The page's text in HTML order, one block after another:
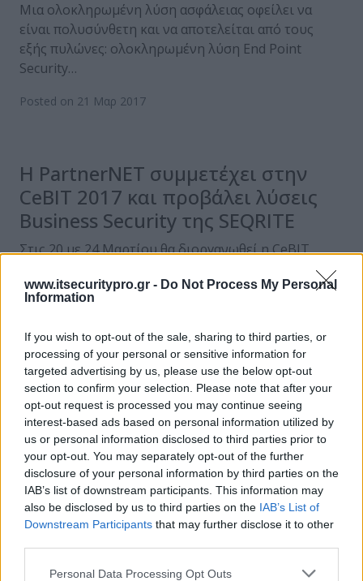
www.itsecuritypro.gr - Do Not Process My Personal
Information
If you wish to opt-out of the sale, sharing to third parties, or
processing of your personal or sensitive information for
targeted advertising by us, please use the below opt-out
section to confirm your selection. Please note that after your
opt-out request is processed you may continue seeing
interest-based ads based on personal information utilized by
us or personal information disclosed to third parties prior to
your opt-out. You may separately opt-out of the further
disclosure of your personal information by third parties on the
IAB’s list of downstream participants. This information may
also be disclosed by us to third parties on the IAB’s List of
Downstream Participants that may further disclose it to other
Personal Data Processing Opt Outs
Μια ολοκληρωμένη λύση ασφάλειας οφείλει να
είναι πολυσύνθετη και να αποτελείται από τους
εξής πυλώνες: ολοκληρωμένη λύση End Point
Security…
Posted on 21 Μαρ 2017
Η PartnerNET συμμετέχει στην
CeΒΙΤ 2017 και προβάλει λύσεις
Business Security της SEQRITE
Στις 20 με 24 Μαρτίου θα διοργανωθεί η CeΒΙΤ
2017, το μεγαλύτερο γεγονός πληροφορικής της
χρονιάς σε παγκόσμιο επίπεδο, στο…
ΕΓΓΡΑΦΗ ΣΤΟ NEWSLETTER
ΤΕΛΕΥΤΑΙΟ ΤΕΥΧΟΣ